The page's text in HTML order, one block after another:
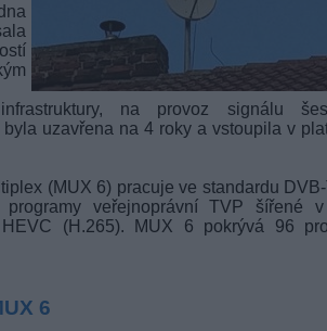
na provoz signálu
uzavřena na 4 roky a vstoupila v
(MUX 6) pracuje ve standardu
programy veřejnoprávní TVP šířené
(H.265). MUX 6 pokrývá 96
6